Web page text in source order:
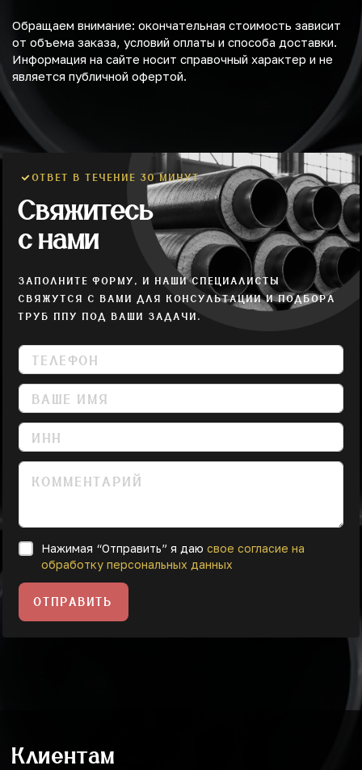
Обращаем внимание: окончательная стоимость зависит
от объема заказа, условий оплаты и способа доставки.
Информация на сайте носит справочный характер и не
является публичной офертой.
ОТВЕТ В ТЕЧЕНИЕ 30 МИНУТ
Свяжитесь
с нами
ЗАПОЛНИТЕ ФОРМУ, И НАШИ СПЕЦИАЛИСТЫ
СВЯЖУТСЯ С ВАМИ ДЛЯ КОНСУЛЬТАЦИИ И ПОДБОРА
ТРУБ ППУ ПОД ВАШИ ЗАДАЧИ.
Нажимая “Отправить” я даю свое согласие на
обработку персональных данных
ОТПРАВИТЬ
Клиентам